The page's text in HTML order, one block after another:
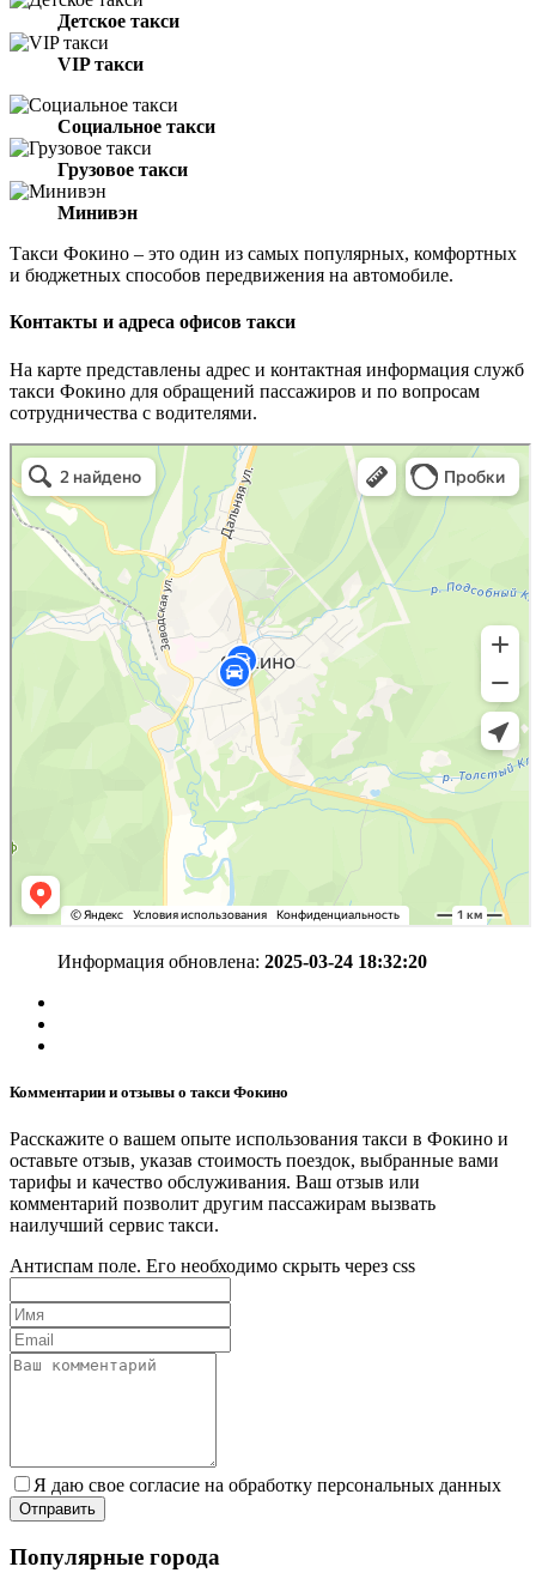
Детское такси
VIP такси
Социальное такси
Грузовое такси
Минивэн
Такси Фокино – это один из самых популярных, комфортных
и бюджетных способов передвижения на автомобиле.
Контакты и адреса офисов такси
На карте представлены адрес и контактная информация служб
такси Фокино для обращений пассажиров и по вопросам
сотрудничества с водителями.
Информация обновлена: 2025-03-24 18:32:20
Комментарии и отзывы о такси Фокино
Расскажите о вашем опыте использования такси в Фокино и
оставьте отзыв, указав стоимость поездок, выбранные вами
тарифы и качество обслуживания. Ваш отзыв или
комментарий позволит другим пассажирам вызвать
наилучший сервис такси.
Антиспам поле. Его необходимо скрыть через css
Я даю свое согласие на обработку персональных данных
Популярные города